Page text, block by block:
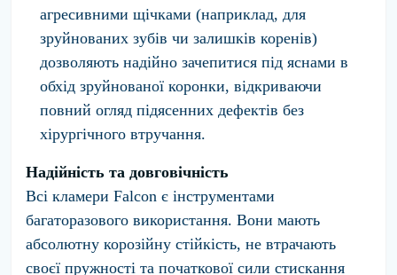
агресивними щічками (наприклад, для
зруйнованих зубів чи залишків коренів)
дозволяють надійно зачепитися під яснами в
обхід зруйнованої коронки, відкриваючи
повний огляд підясенних дефектів без
хірургічного втручання.
Надійність та довговічність
Всі кламери Falcon є інструментами
багаторазового використання. Вони мають
абсолютну корозійну стійкість, не втрачають
своєї пружності та початкової сили стискання